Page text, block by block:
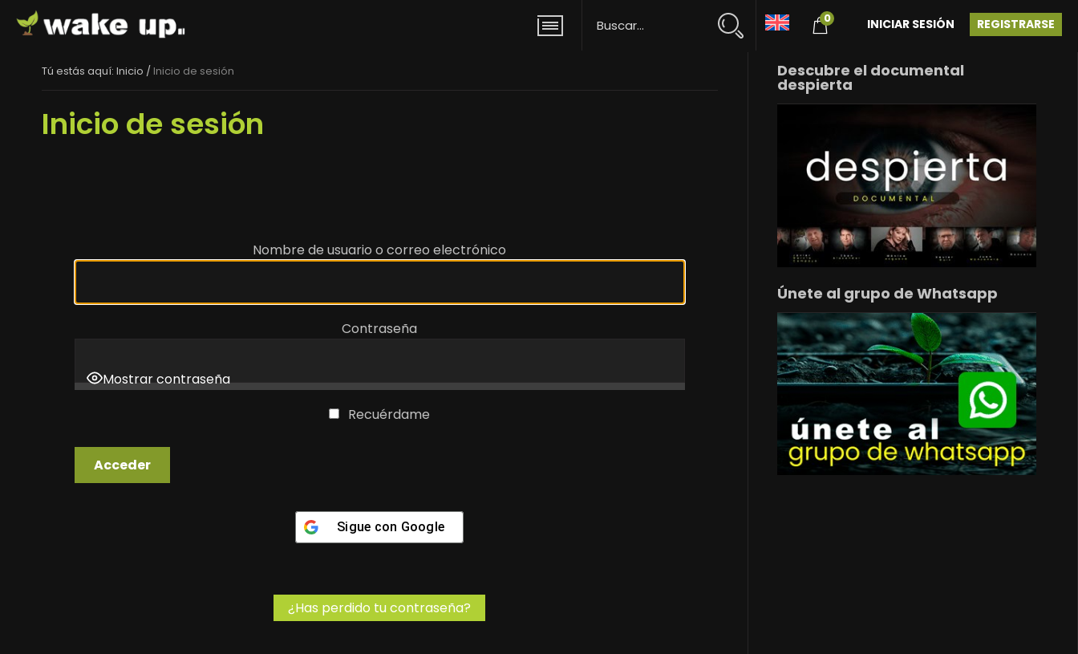
0 REGISTRARSE
INICIAR SESIÓN
Tú estás aquí: Inicio / Inicio de sesión
Inicio de sesión
Nombre de usuario o correo electrónico
Contraseña
Mostrar contraseña
Recuérdame
Sigue con Google
¿Has perdido tu contraseña?
Descubre el documental
despierta
Únete al grupo de Whatsapp